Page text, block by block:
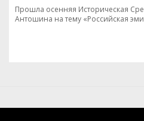
Прошла осенняя Историческая
Антошина на тему «Российская